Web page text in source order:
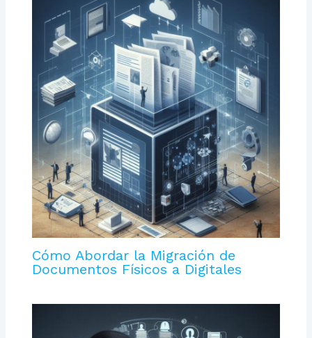
Cómo Abordar la Migración de
Documentos Físicos a Digitales